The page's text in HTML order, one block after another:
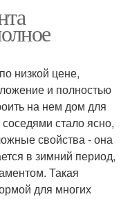
низкой цене,
и полностью
на нем дом для
стало ясно,
свойства - она
в зимний период,
Такая
для многих